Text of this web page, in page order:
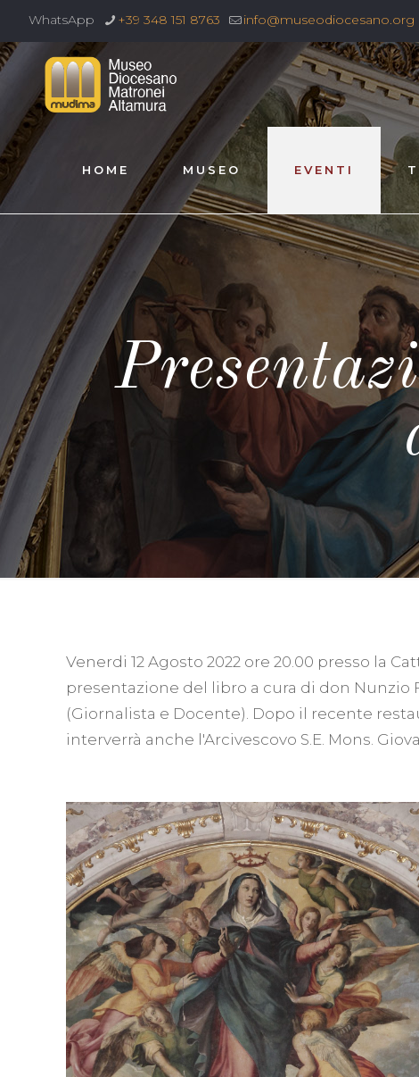
WhatsApp +39 348 151 8763 info@museodiocesano.org
HOME MUSEO EVENTI
Venerdi 12 Agosto 2022 ore 20.00 presso la
presentazione del libro a cura di don
(Giornalista e Docente). Dopo il recente
interverrà anche l'Arcivescovo S.E. Mons.